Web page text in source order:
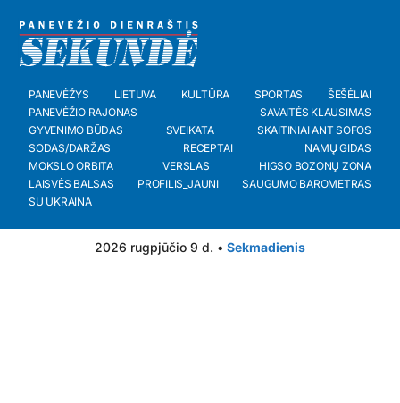
PANEVĖŽYS LIETUVA KULTŪRA SPORTAS
ŠEŠĖLIAI
PANEVĖŽIO RAJONAS
SAVAITĖS KLAUSIMAS
GYVENIMO BŪDAS
SVEIKATA
SKAITINIAI ANT SOFOS
SODAS/DARŽAS
RECEPTAI
NAMŲ GIDAS
MOKSLO ORBITA
VERSLAS
HIGSO BOZONŲ ZONA
LAISVĖS BALSAS
PROFILIS_JAUNI
SAUGUMO BAROMETRAS
SU UKRAINA
2026 rugpjūčio 9 d. • Sekmadienis